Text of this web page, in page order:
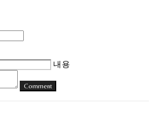
내용
Comment